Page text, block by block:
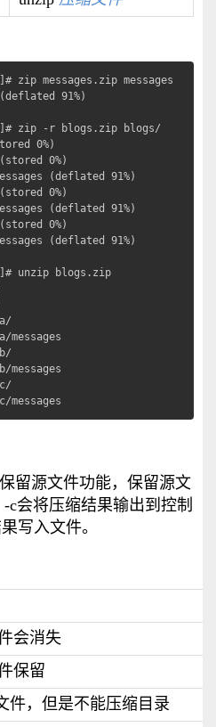
zip messages.zip messages    #
91%)
zip -r blogs.zip blogs/      #
0%)
0%)
(deflated 91%)
0%)
(deflated 91%)
0%)
(deflated 91%)
unzip blogs.zip              #
a/messages
b/messages
留源文件功能，保留源文
c会将压缩结果输出到控制
写入文件。
会消失
保留
件，但是不能压缩目录